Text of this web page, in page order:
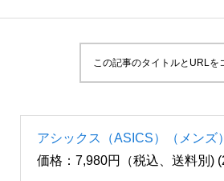
この記事のタイトルとURLを
アシックス（ASICS）（メンズ
価格：7,980円（税込、送料別)